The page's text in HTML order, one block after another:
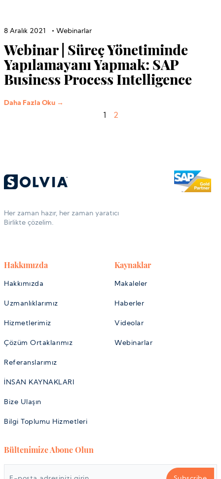
8 Aralık 2021 • Webinarlar
Webinar | Süreç Yönetiminde
Yapılamayanı Yapmak: SAP
Business Process Intelligence
Daha Fazla Oku →
1 2
Her zaman hazır, her zaman yaratıcı
Birlikte çözelim.
Hakkımızda
Hakkımızda
Uzmanlıklarımız
Hizmetlerimiz
Çözüm Ortaklarımız
Referanslarımız
İNSAN KAYNAKLARI
Bize Ulaşın
Bilgi Toplumu Hizmetleri
Kaynaklar
Makaleler
Haberler
Videolar
Webinarlar
Bültenimize Abone Olun